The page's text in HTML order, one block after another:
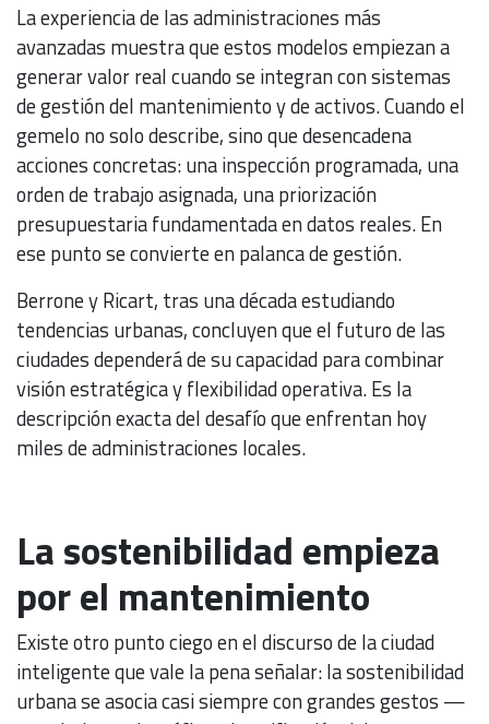
La experiencia de las administraciones más
avanzadas muestra que estos modelos empiezan a
generar valor real cuando se integran con sistemas
de gestión del mantenimiento y de activos. Cuando el
gemelo no solo describe, sino que desencadena
acciones concretas: una inspección programada, una
orden de trabajo asignada, una priorización
presupuestaria fundamentada en datos reales. En
ese punto se convierte en palanca de gestión.
Berrone y Ricart, tras una década estudiando
tendencias urbanas, concluyen que el futuro de las
ciudades dependerá de su capacidad para combinar
visión estratégica y flexibilidad operativa. Es la
descripción exacta del desafío que enfrentan hoy
miles de administraciones locales.
La sostenibilidad empieza
por el mantenimiento
Existe otro punto ciego en el discurso de la ciudad
inteligente que vale la pena señalar: la sostenibilidad
urbana se asocia casi siempre con grandes gestos —